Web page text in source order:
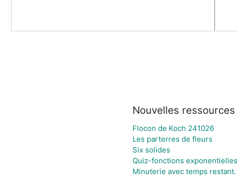
Nouvelles ressources
Flocon de Koch 241026
Les parterres de fleurs
Six solides
Quiz-fonctions exponentielles
Minuterie avec temps restant.